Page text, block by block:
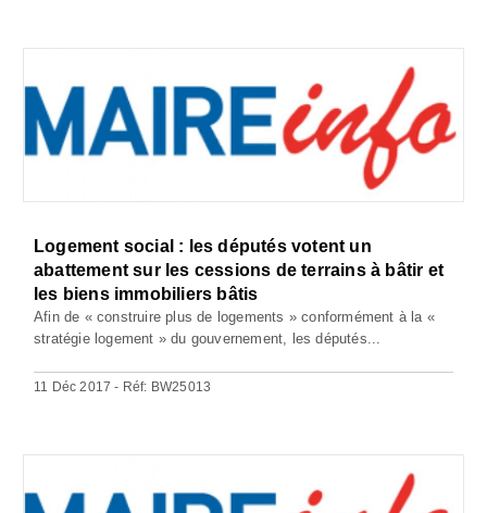
Logement social : les députés votent un
abattement sur les cessions de terrains à bâtir et
les biens immobiliers bâtis
Afin de « construire plus de logements » conformément à la «
stratégie logement » du gouvernement, les députés...
11 Déc 2017 - Réf: BW25013